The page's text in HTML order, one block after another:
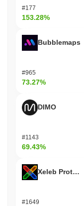
#177
153.28%
Bubblemaps
#965
73.27%
DIMO
#1143
69.43%
Xeleb Protocol
#1649